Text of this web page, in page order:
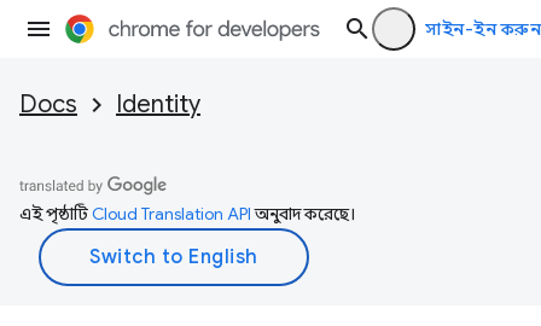
সাইন-ইন করুন
Docs Identity
এই পৃষ্ঠাটিCloud Translation APIঅনুবাদ করেছে।